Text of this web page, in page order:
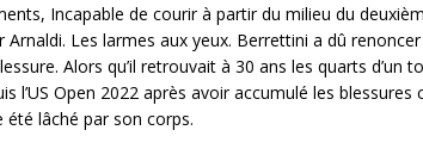
Incapable de courir à partir du milieu du
Arnaldi. Les larmes aux yeux. Berrettini a dû
Alors qu’il retrouvait à 30 ans les quarts d’un
l’US Open 2022 après avoir accumulé les
lâché par son corps.